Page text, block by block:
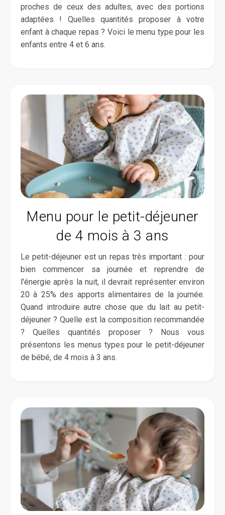
proches de ceux des adultes, avec des portions
adaptées ! Quelles quantités proposer à votre
enfant à chaque repas ? Voici le menu type pour les
enfants entre 4 et 6 ans.
Menu pour le petit-déjeuner
de 4 mois à 3 ans
Le petit-déjeuner est un repas très important : pour
bien commencer sa journée et reprendre de
l'énergie après la nuit, il devrait représenter environ
20 à 25% des apports alimentaires de la journée.
Quand introduire autre chose que du lait au petit-
déjeuner ? Quelle est la composition recommandée
? Quelles quantités proposer ? Nous vous
présentons les menus types pour le petit-déjeuner
de bébé, de 4 mois à 3 ans.